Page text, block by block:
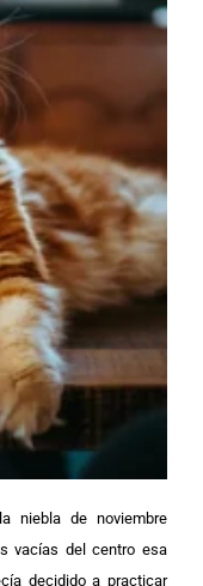
niebla de noviembre
vacías del centro esa
decidido a practicar